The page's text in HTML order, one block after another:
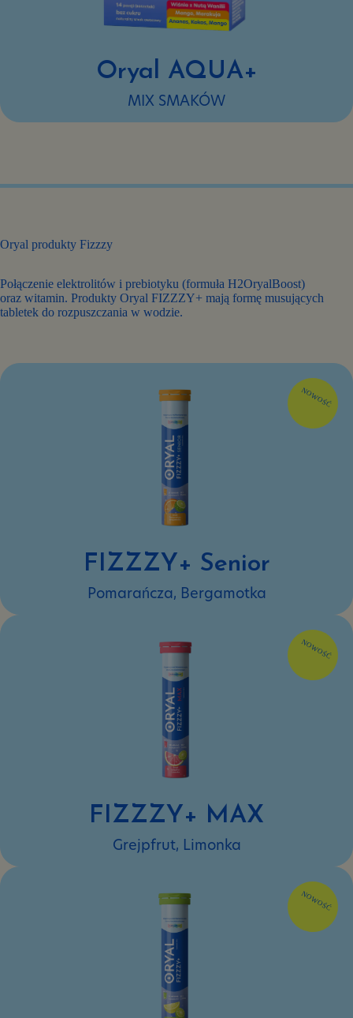
Oryal AQUA+
MIX SMAKÓW
Oryal produkty Fizzzy
Połączenie elektrolitów i prebiotyku (formuła H2OryalBoost)
oraz witamin. Produkty Oryal FIZZZY+ mają formę musujących
tabletek do rozpuszczania w wodzie.
FIZZZY+ Senior
Pomarańcza, Bergamotka
FIZZZY+ MAX
Grejpfrut, Limonka